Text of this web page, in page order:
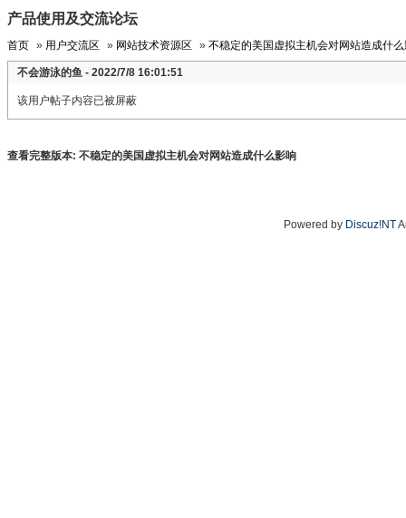
产品使用及交流论坛
首页 » 用户交流区 » 网站技术资源区 » 不稳定的美国虚拟主机会对网站造成什
不会游泳的鱼 - 2022/7/8 16:01:51
该用户帖子内容已被屏蔽
查看完整版本: 不稳定的美国虚拟主机会对网站造成什么影响
Powered by Discuz!NT